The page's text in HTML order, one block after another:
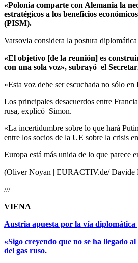
«Polonia comparte con Alemania la
estratégicos a los beneficios
(PISM).
Varsovia considera la postura
«El objetivo [de la reunión] es
con una sola voz», subrayó el
«Esta voz debe ser escuchada no sólo
Los principales desacuerdos entre
rusa, explicó Simon.
«La incertidumbre sobre lo que hará
entre los socios de la UE sobre la crisis
Europa está más unida de lo que parece
(Oliver Noyan | EURACTIV.de/
///
VIENA
Austria apuesta por la vía
«Sigo creyendo que no se ha llegado
del gas ruso.